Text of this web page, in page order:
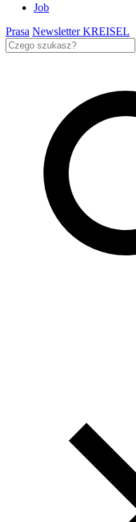
Job
Prasa Newsletter KREISEL